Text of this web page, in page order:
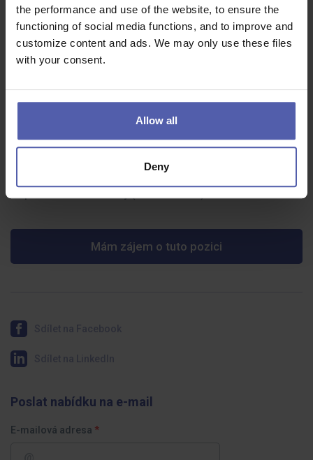
the performance and use of the website, to ensure the
functioning of social media functions, and to improve and
customize content and ads. We may only use these files
with your consent.
Allow all
Deny
spolehlivost
zkušenosti s montáží velkou výhodou
nástup ihned
mzdu od 35 000 Kč hrubého
stravenky v hodnotě 100 Kč přímo do výplaty
Mám zájem o tuto pozici
Poslat nabídku na e-mail
E-mailová adresa